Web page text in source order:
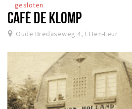
gesloten
CAFÉ DE KLOMP
Oude Bredaseweg 4, Etten-Leur